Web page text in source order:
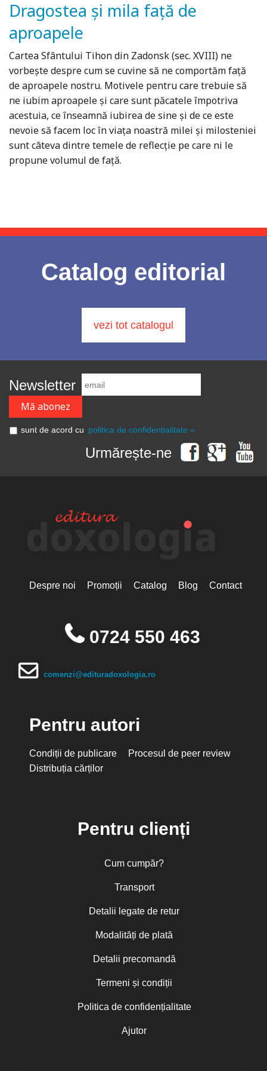
Dragostea și mila față de
aproapele
Cartea Sfântului Tihon din Zadonsk (sec. XVIII) ne
vorbește despre cum se cuvine să ne comportăm față
de aproapele nostru. Motivele pentru care trebuie să
ne iubim aproapele și care sunt păcatele împotriva
acestuia, ce înseamnă iubirea de sine și de ce este
nevoie să facem loc în viața noastră milei și milosteniei
sunt câteva dintre temele de reflecție pe care ni le
propune volumul de față.
Catalog editorial
vezi tot catalogul
Newsletter
sunt de acord cu politica de confidențialitate »
Urmărește-ne
Despre noi Promoții Catalog Blog Contact
0724 550 463
comenzi@edituradoxologia.ro
Pentru autori
Condiții de publicare
Procesul de peer review
Distribuția cărților
Pentru clienți
Cum cumpăr?
Transport
Detalii legate de retur
Modalități de plată
Detalii precomandă
Termeni și condiții
Politica de confidențialitate
Ajutor